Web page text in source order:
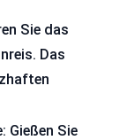
Sie das
Das
Gießen Sie